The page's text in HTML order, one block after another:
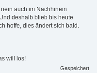
auch im Nachhinein
deshalb blieb bis heute
hoffe, dies ändert sich bald.
will los!
Gespeichert